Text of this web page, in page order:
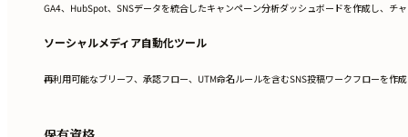
GA4、HubSpot、SNSデータを統合したキャンペーン分析ダッシュボードを作成し、チ
ソーシャルメディア自動化ツール
再利用可能なブリーフ、承認フロー、UTM命名ルールを含むSNS投稿ワークフローを作